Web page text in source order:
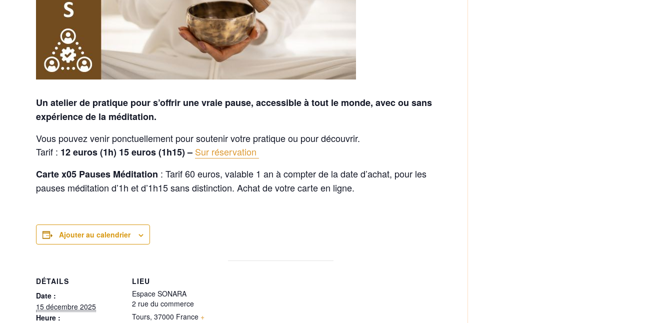
Un atelier de pratique pour s’offrir une vraie pause, accessible à tout le monde, avec ou sans
expérience de la méditation.
Vous pouvez venir ponctuellement pour soutenir votre pratique ou pour découvrir.
Tarif : 12 euros (1h) 15 euros (1h15) – Sur réservation
Carte x05 Pauses Méditation : Tarif 60 euros, valable 1 an à compter de la date d’achat, pour les
pauses méditation d’1h et d’1h15 sans distinction. Achat de votre carte en ligne.
Ajouter au calendrier
DÉTAILS
Date :
15 décembre 2025
Heure :
LIEU
Espace SONARA
2 rue du commerce
Tours, 37000 France +